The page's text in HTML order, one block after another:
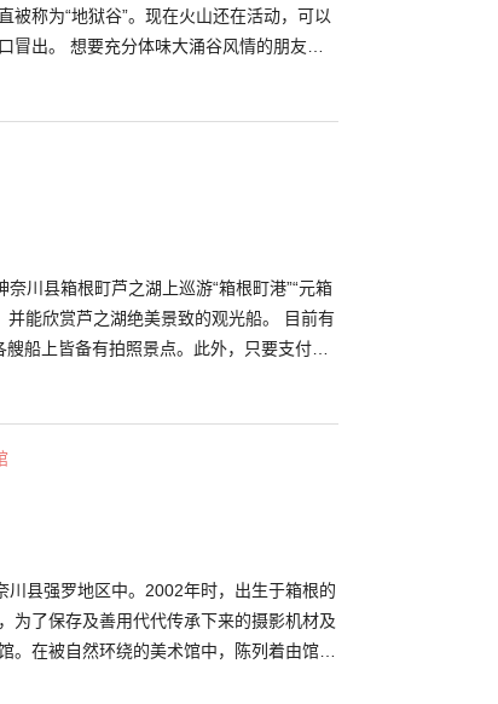
被称为“地狱谷”。现在火山还在活动，可以
冒出。 想要充分体味大涌谷风情的朋友推
奈川县箱根町芦之湖上巡游“箱根町港”“元箱
并能欣赏芦之湖绝美景致的观光船。 目前有
船上皆备有拍照景点。此外，只要支付追
的甜点及伴手礼。不防上船来一边享受美丽
成为海盗般的心情。
川县强罗地区中。2002年时，出生于箱根的
为了保存及善用代代传承下来的摄影机材及
。在被自然环绕的美术馆中，陈列着由馆长